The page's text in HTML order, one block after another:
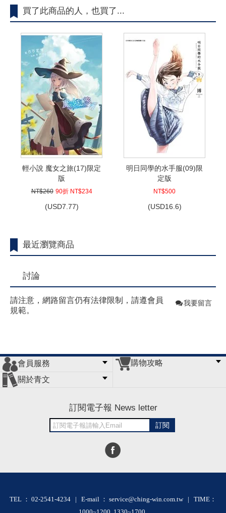
買了此商品的人，也買了...
輕小說 魔女之旅(17)限定
版
NT$260 90折 NT$234
(USD7.77)
明日同學的水手服(09)限
定版
NT$500
(USD16.6)
最近瀏覽商品
討論
請注意，網路留言仍有法律限制，請遵會員
規範。
我要留言
會員服務
會員辦法
客服信箱
隱私條款
網站導覽
購物攻略
關於青文
訂閱電子報 News letter
訂閱
TEL ： 02-2541-4234 | E-mail ： service@ching-win.com.tw | TIME：